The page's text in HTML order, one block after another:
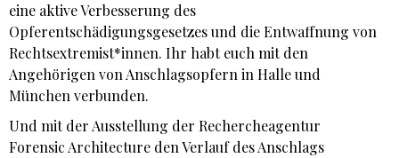
eine aktive Verbesserung des
Opferentschädigungsgesetzes und die Entwaffnung von
Rechtsextremist*innen. Ihr habt euch mit den
Angehörigen von Anschlagsopfern in Halle und
München verbunden.
Und mit der Ausstellung der Rechercheagentur
Forensic Architecture den Verlauf des Anschlags